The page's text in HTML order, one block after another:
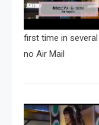
first time in
no Air Mail